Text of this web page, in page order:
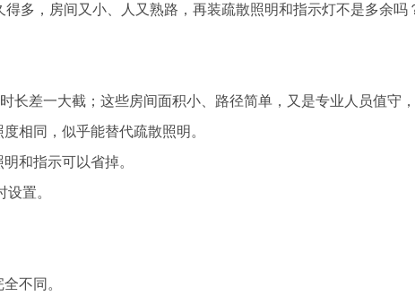
，房间又小、人又熟路，再装疏散照明和指示灯不是多余吗
差一大截；这些房间面积小、路径简单，又是专业人员值守，
相同，似乎能替代疏散照明。
和指示可以省掉。
置。
不同。